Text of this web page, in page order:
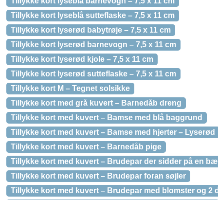
Tillykke kort lyseblå sutteflaske – 7,5 x 11 cm
Tillykke kort lyserød babytrøje – 7,5 x 11 cm
Tillykke kort lyserød barnevogn – 7,5 x 11 cm
Tillykke kort lyserød kjole – 7,5 x 11 cm
Tillykke kort lyserød sutteflaske – 7,5 x 11 cm
Tillykke kort M – Tegnet solsikke
Tillykke kort med grå kuvert – Barnedåb dreng
Tillykke kort med kuvert – Bamse med blå baggrund
Tillykke kort med kuvert – Bamse med hjerter – Lyserød
Tillykke kort med kuvert – Barnedåb pige
Tillykke kort med kuvert – Brudepar der sidder på en
Tillykke kort med kuvert – Brudepar foran søjler
Tillykke kort med kuvert – Brudepar med blomster og 2